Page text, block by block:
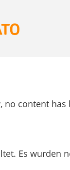
no content has
Es wurden